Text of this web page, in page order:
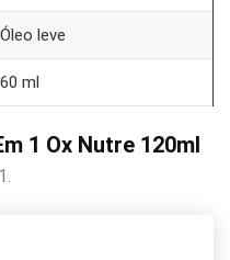
Óleo leve
60 ml
1 Ox Nutre 120ml